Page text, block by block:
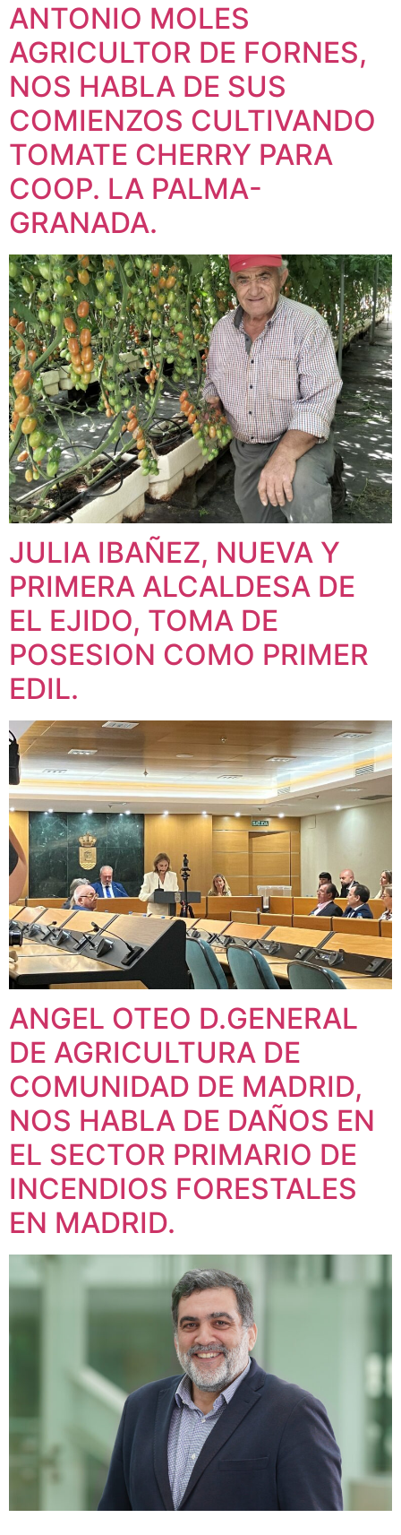
ANTONIO MOLES
AGRICULTOR DE FORNES,
NOS HABLA DE SUS
COMIENZOS CULTIVANDO
TOMATE CHERRY PARA
COOP. LA PALMA-
GRANADA.
JULIA IBAÑEZ, NUEVA Y
PRIMERA ALCALDESA DE
EL EJIDO, TOMA DE
POSESION COMO PRIMER
EDIL.
ANGEL OTEO D.GENERAL
DE AGRICULTURA DE
COMUNIDAD DE MADRID,
NOS HABLA DE DAÑOS EN
EL SECTOR PRIMARIO DE
INCENDIOS FORESTALES
EN MADRID.